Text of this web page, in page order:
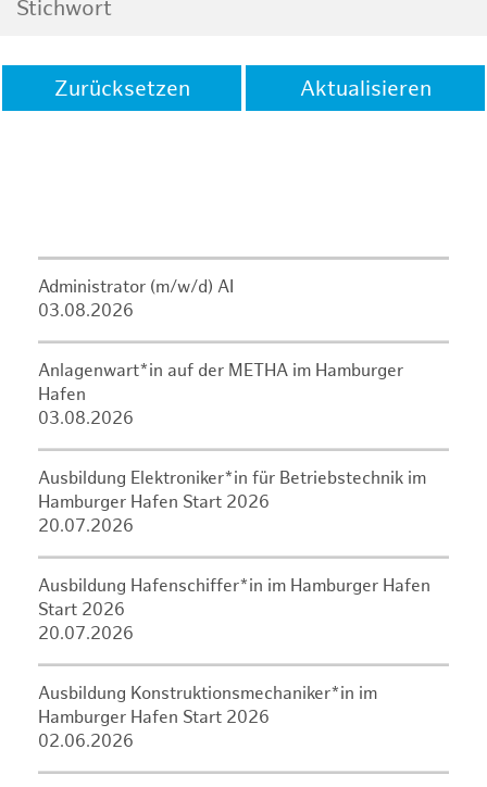
Zurücksetzen Aktualisieren
Administrator (m/w/d) AI
03.08.2026
Anlagenwart*in auf der METHA im Hamburger
Hafen
03.08.2026
Ausbildung Elektroniker*in für Betriebstechnik im
Hamburger Hafen Start 2026
20.07.2026
Ausbildung Hafenschiffer*in im Hamburger Hafen
Start 2026
20.07.2026
Ausbildung Konstruktionsmechaniker*in im
Hamburger Hafen Start 2026
02.06.2026